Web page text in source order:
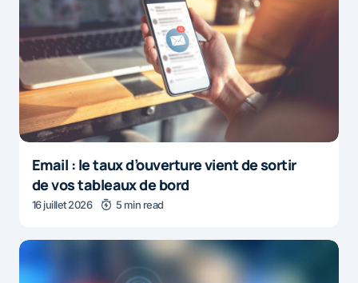
Email : le taux d’ouverture vient de sortir
de vos tableaux de bord
16 juillet 2026 5 min read